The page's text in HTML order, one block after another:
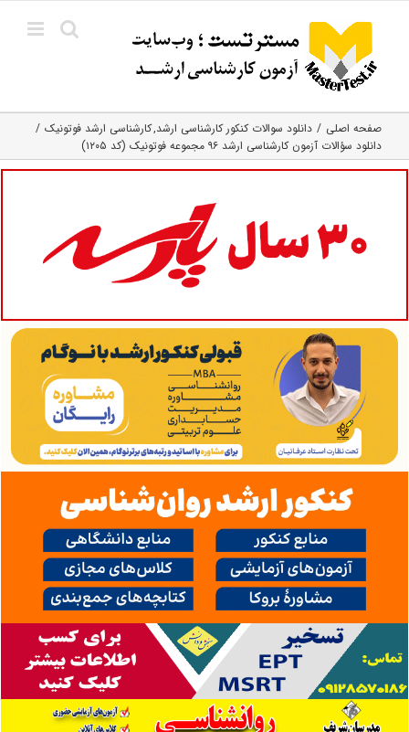
content
صفحه اصلی دانلود سوالات کنکور کارشناسی ارشد کارشناسی ارشد فوتونیک
دانلود سؤالات آزمون کارشناسی ارشد ۹۶ مجموعه فوتونیک (کد ۱۲۰۵)